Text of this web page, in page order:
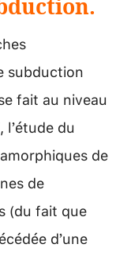
subduction
fait au niveau
du
de
de
(du fait que
d’une